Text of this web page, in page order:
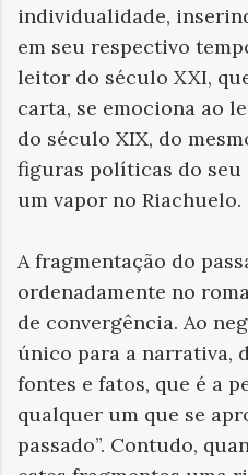
individualidade,
em seu respectivo
leitor do século XXI,
carta, se emociona ao
do século XIX, do
figuras políticas do seu
um vapor no Riachuelo.
A fragmentação do
ordenadamente no
de convergência. Ao
único para a narrativa,
fontes e fatos, que é a
qualquer um que se
passado”. Contudo,